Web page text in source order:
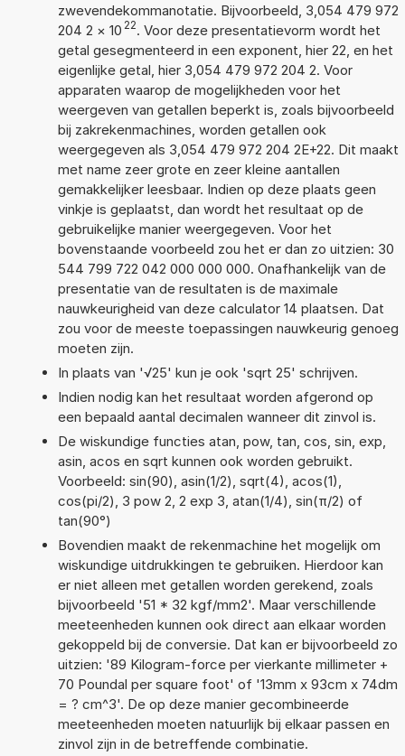
zwevendekommanotatie. Bijvoorbeeld, 3,054 479 972
204 2 × 10 22. Voor deze presentatievorm wordt het
getal gesegmenteerd in een exponent, hier 22, en het
eigenlijke getal, hier 3,054 479 972 204 2. Voor
apparaten waarop de mogelijkheden voor het
weergeven van getallen beperkt is, zoals bijvoorbeeld
bij zakrekenmachines, worden getallen ook
weergegeven als 3,054 479 972 204 2E+22. Dit maakt
met name zeer grote en zeer kleine aantallen
gemakkelijker leesbaar. Indien op deze plaats geen
vinkje is geplaatst, dan wordt het resultaat op de
gebruikelijke manier weergegeven. Voor het
bovenstaande voorbeeld zou het er dan zo uitzien: 30
544 799 722 042 000 000 000. Onafhankelijk van de
presentatie van de resultaten is de maximale
nauwkeurigheid van deze calculator 14 plaatsen. Dat
zou voor de meeste toepassingen nauwkeurig genoeg
moeten zijn.
In plaats van '√25' kun je ook 'sqrt 25' schrijven.
Indien nodig kan het resultaat worden afgerond op
een bepaald aantal decimalen wanneer dit zinvol is.
De wiskundige functies atan, pow, tan, cos, sin, exp,
asin, acos en sqrt kunnen ook worden gebruikt.
Voorbeeld: sin(90), asin(1/2), sqrt(4), acos(1),
cos(pi/2), 3 pow 2, 2 exp 3, atan(1/4), sin(π/2) of
tan(90°)
Bovendien maakt de rekenmachine het mogelijk om
wiskundige uitdrukkingen te gebruiken. Hierdoor kan
er niet alleen met getallen worden gerekend, zoals
bijvoorbeeld '51 * 32 kgf/mm2'. Maar verschillende
meeteenheden kunnen ook direct aan elkaar worden
gekoppeld bij de conversie. Dat kan er bijvoorbeeld zo
uitzien: '89 Kilogram-force per vierkante millimeter +
70 Poundal per square foot' of '13mm x 93cm x 74dm
= ? cm^3'. De op deze manier gecombineerde
meeteenheden moeten natuurlijk bij elkaar passen en
zinvol zijn in de betreffende combinatie.